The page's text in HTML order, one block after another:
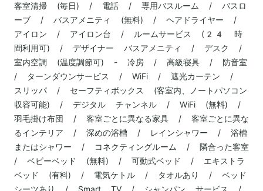
客室清掃 (毎日) / 電話 / 専用バスルーム / バスロ
ーブ / バスアメニティ (無料) / ヘアドライヤー /
アイロン / アイロン台 / ルームサービス (24 時
間利用可) / デザイナー バスアメニティ / デスク /
室内空調 (温度調節可) - 冷房 / 高級寝具 / 防音室
/ ターンダウンサービス / WiFi / 遮光カーテン /
スリッパ / セーフティボックス (客室内、ノートパソコン
収容可能) / デジタル チャンネル / WiFi (無料) /
羽毛掛け布団 / 客室ごとに異なる家具 / 客室ごとに異な
るインテリア / 深めの浴槽 / レインシャワー / 浴槽
またはシャワー / コネクティングルーム / 隣合った客室
/ ベビーベッド (無料) / 可動式ベッド / エキストラ
ベッド (有料) / 電気ケトル / タオルあり / ベッド
シーツあり / Smart TV / シャンパン サービス /